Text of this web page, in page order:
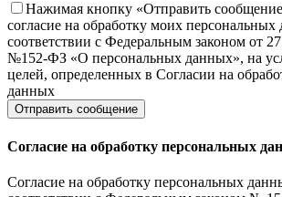
Нажимая кнопку «Отправить
согласие на обработку моих персональных
соответствии с Федеральным законом от
№152-ФЗ «О персональных данных», на
целей, определенных в Согласии на
данных
Согласие на обработку персональных
Согласие на обработку персональных